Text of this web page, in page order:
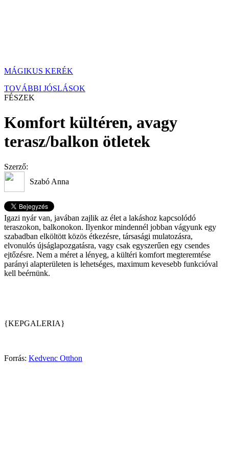
MÁGIKUS KERÉK
TOVÁBBI JÓSLÁSOK
FÉSZEK
Komfort kültéren, avagy
terasz/balkon ötletek
Szerző:
Szabó Anna
Igazi nyár van, javában zajlik az élet a lakáshoz kapcsolódó
teraszokon, balkonokon. Ilyenkor mindennél jobban vágyunk egy
szabadban elköltött közös étkezésre, társasági mulatozásra,
elvonulós újságlapozgatásra, vagy csak egyszerűen egy csendes
ejtőzésre. Nem a méret a lényeg, a kültéri komfort megteremtése
parányi alapterületen is lehetséges, maximum kevesebb funkcióval
kell beérnünk.
{KEPGALERIA}
Forrás: Kedvenc Otthon